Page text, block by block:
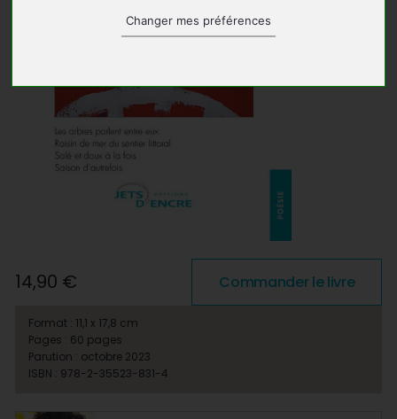
Changer mes préférences
14,90 € Commander le livre
Format : 11,1 x 17,8 cm
Pages : 60 pages
Parution : octobre 2023
ISBN : 978-2-35523-831-4